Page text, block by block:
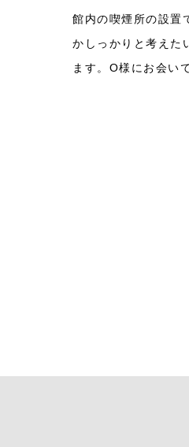
館内の喫煙所の設置
かしっかりと考えた
ます。O様にお会い